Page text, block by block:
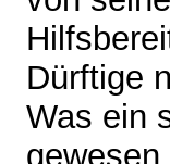
Dürftige
Was ein